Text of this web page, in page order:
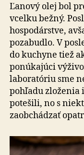
Ľanový olej bol
vcelku bežný.
hospodárstve,
pozabudlo. V
do kuchyne tiež
ponúkajúci
laboratóriu sme
pohľadu zloženia
potešili, no s
zaobchádzať